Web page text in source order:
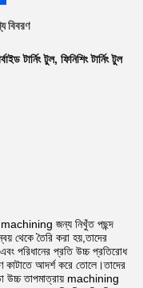
বিবরণ
টার্নিং টুল, ফিনিশিং টার্নিং টুল
machining জন্য নিখুঁত পছন্দ
থেকে তৈরি করা হয়,তাদের
পরিধানের প্রতি উচ্চ প্রতিরোধ
কাটাতে আদর্শ করে তোলে।তাদের
উচ্চ তাপমাত্রায় machining